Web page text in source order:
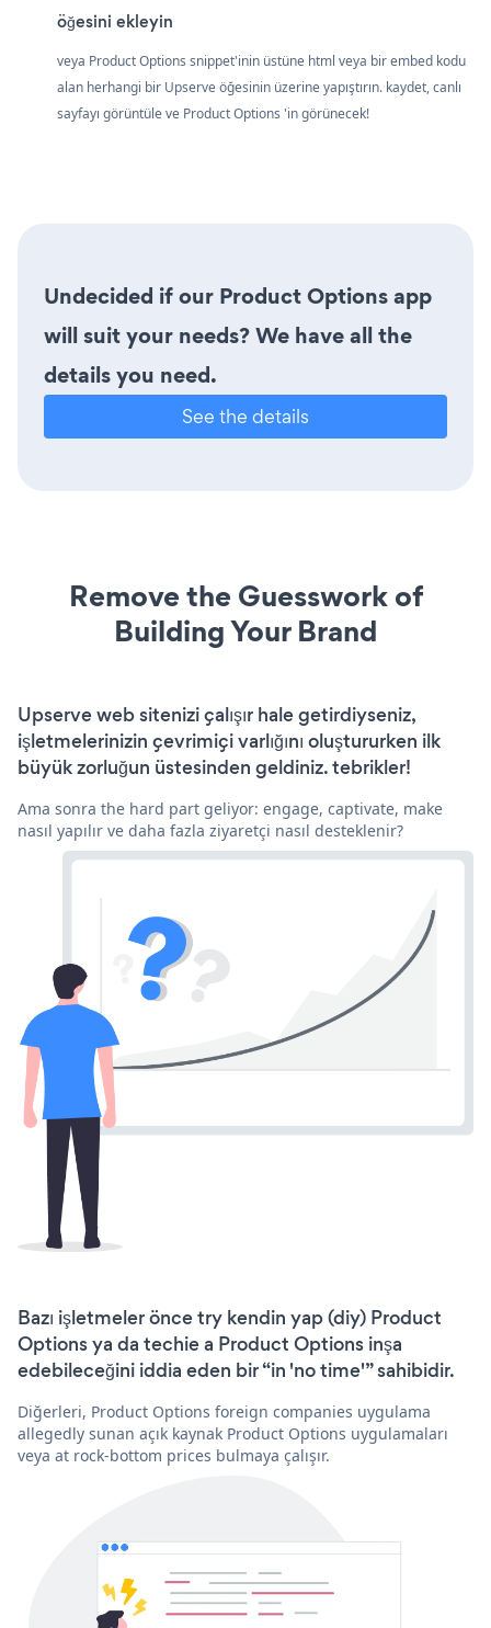
öğesini ekleyin
veya Product Options snippet'inin üstüne html veya bir embed kodu
alan herhangi bir Upserve öğesinin üzerine yapıştırın. kaydet, canlı
sayfayı görüntüle ve Product Options 'in görünecek!
Undecided if our Product Options app
will suit your needs? We have all the
details you need.
See the details
Remove the Guesswork of
Building Your Brand
Upserve web sitenizi çalışır hale getirdiyseniz,
işletmelerinizin çevrimiçi varlığını oluştururken ilk
büyük zorluğun üstesinden geldiniz. tebrikler!
Ama sonra the hard part geliyor: engage, captivate, make
nasıl yapılır ve daha fazla ziyaretçi nasıl desteklenir?
Bazı işletmeler önce try kendin yap (diy) Product
Options ya da techie a Product Options inşa
edebileceğini iddia eden bir “in 'no time'” sahibidir.
Diğerleri, Product Options foreign companies uygulama
allegedly sunan açık kaynak Product Options uygulamaları
veya at rock-bottom prices bulmaya çalışır.